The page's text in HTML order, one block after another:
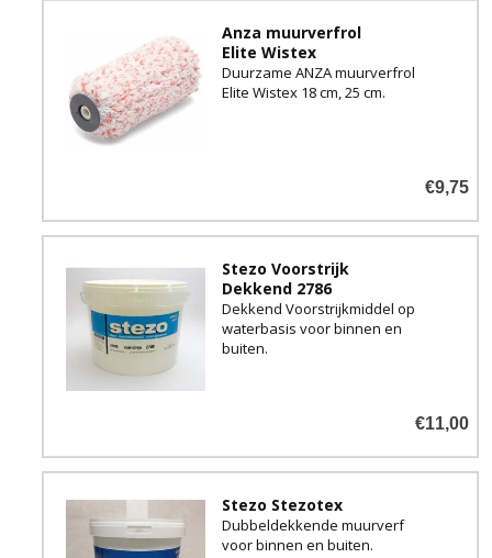
Anza muurverfrol
Elite Wistex
Duurzame ANZA muurverfrol
Elite Wistex 18 cm, 25 cm.
€9,75
Stezo Voorstrijk
Dekkend 2786
Dekkend Voorstrijkmiddel op
waterbasis voor binnen en
buiten.
€11,00
Stezo Stezotex
Dubbeldekkende muurverf
voor binnen en buiten.